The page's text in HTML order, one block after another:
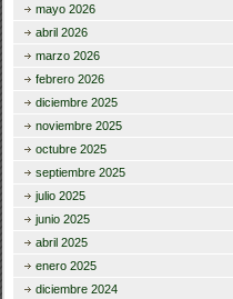
mayo 2026
abril 2026
marzo 2026
febrero 2026
diciembre 2025
noviembre 2025
octubre 2025
septiembre 2025
julio 2025
junio 2025
abril 2025
enero 2025
diciembre 2024